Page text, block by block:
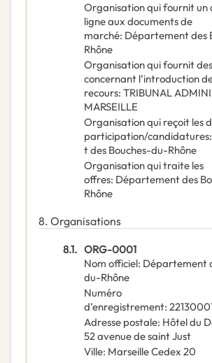
Organisation qui fournit un
ligne aux documents de
marché: Département des
Rhône
Organisation qui fournit
concernant l’introduction
recours: TRIBUNAL
MARSEILLE
Organisation qui reçoit les
participation/candidatures:
t des Bouches-du-Rhône
Organisation qui traite les
offres: Département des
Rhône
8. Organisations
8.1. ORG-0001
Nom officiel: Département
du-Rhône
Numéro
d’enregistrement:
Adresse postale: Hôtel du
52 avenue de saint Just
Ville: Marseille Cedex 20